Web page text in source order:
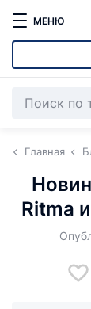
МЕНЮ
Главная
Ritma